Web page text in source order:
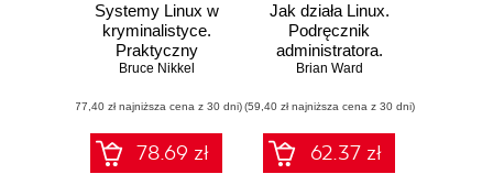
Systemy Linux w
kryminalistyce.
Praktyczny
przewodnik dla
śledczych
Bruce Nikkel
(77,40 zł najniższa cena z 30 dni)
78.69 zł
Jak działa Linux.
Podręcznik
administratora.
Wydanie III
Brian Ward
(59,40 zł najniższa cena z 30 dni)
62.37 zł